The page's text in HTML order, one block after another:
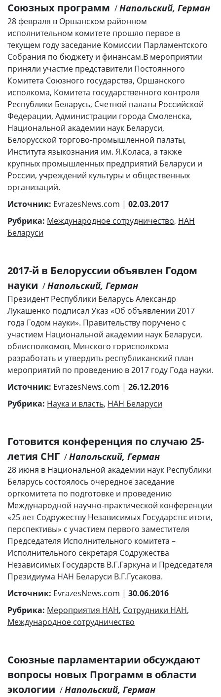
Союзных программ /Напольский, Герман
28 февраля в Оршанском районном
исполнительном комитете прошло первое в
текущем году заседание Комиссии Парламентского
Собрания по бюджету и финансам.В мероприятии
приняли участие представители Постоянного
Комитета Союзного государства, Оршанского
исполкома, Комитета государственного контроля
Республики Беларусь, Счетной палаты Российской
Федерации, Администрации города Смоленска,
Национальной академии наук Беларуси,
Белорусской торгово-промышленной палаты,
Института языкознания им. Я.Коласа, а также
крупных промышленных предприятий Беларуси и
России, учреждений культуры и общественных
организаций.
Источник: EvrazesNews.com | 02.03.2017
Рубрика: Международное сотрудничество, НАН
Беларуси
2017-й в Белоруссии объявлен Годом
науки /Напольский, Герман
Президент Республики Беларусь Александр
Лукашенко подписал Указ «Об объявлении 2017
года Годом науки». Правительству поручено с
участием Национальной академии наук Беларуси,
облисполкомов, Минского горисполкома
разработать и утвердить республиканский план
мероприятий по проведению в 2017 году Года науки.
Источник: EvrazesNews.com | 26.12.2016
Рубрика: Наука и власть, НАН Беларуси
Готовится конференция по случаю 25-
летия СНГ /Напольский, Герман
28 июня в Национальной академии наук Республики
Беларусь состоялось очередное заседание
оргкомитета по подготовке и проведению
Международной научно-практической конференции
«25 лет Содружеству Независимых Государств: итоги,
перспективы» с участием первого заместителя
Председателя Исполнительного комитета –
Исполнительного секретаря Содружества
Независимых Государств В.Г.Гаркуна и Председателя
Президиума НАН Беларуси В.Г.Гусакова.
Источник: EvrazesNews.com | 30.06.2016
Рубрика: Мероприятия НАН, Сотрудники НАН,
Международное сотрудничество
Союзные парламентарии обсуждают
вопросы новых Программ в области
экологии /Напольский, Герман